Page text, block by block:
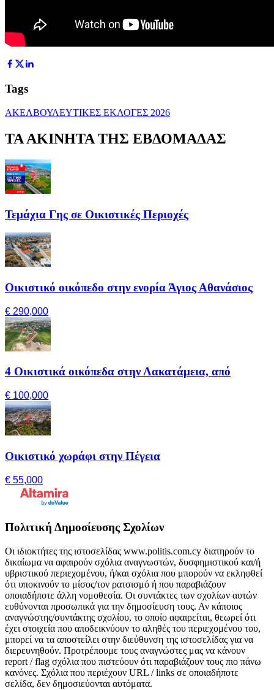
Tags
ΑΚΕΛΒΟΥΛΕΥΤΙΚΕΣ ΕΚΛΟΓΕΣ 2026
ΤΑ ΑΚΙΝΗΤΑ ΤΗΣ ΕΒΔΟΜΑΔΑΣ
Τεμάχια Γης σε Οικιστικές Περιοχές
Οικιστικό οικόπεδο στην ενορία Άγιος Αθανάσιος
€ 290,000
4 Οικιστικά οικόπεδα στην Λακατάμεια, από
€ 100,000
Οικιστικό χωράφι στην Πέγεια
€ 55,000
Πολιτική Δημοσίευσης Σχολίων
Οι ιδιοκτήτες της ιστοσελίδας www.politis.com.cy διατηρούν το
δικαίωμα να αφαιρούν σχόλια αναγνωστών, δυσφημιστικού και/ή
υβριστικού περιεχομένου, ή/και σχόλια που μπορούν να εκληφθεί
ότι υποκινούν το μίσος/τον ρατσισμό ή που παραβιάζουν
οποιαδήποτε άλλη νομοθεσία. Οι συντάκτες των σχολίων αυτών
ευθύνονται προσωπικά για την δημοσίευση τους. Αν κάποιος
αναγνώστης/συντάκτης σχολίου, το οποίο αφαιρείται, θεωρεί ότι
έχει στοιχεία που αποδεικνύουν το αληθές του περιεχομένου του,
μπορεί να τα αποστείλει στην διεύθυνση της ιστοσελίδας για να
διερευνηθούν. Προτρέπουμε τους αναγνώστες μας να κάνουν
report / flag σχόλια που πιστεύουν ότι παραβιάζουν τους πιο πάνω
κανόνες. Σχόλια που περιέχουν URL / links σε οποιαδήποτε
σελίδα, δεν δημοσιεύονται αυτόματα.